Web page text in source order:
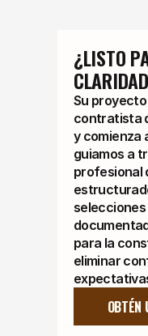
¿LISTO
Su
contratista
y comienza
guiamos a
profesional
para la
eliminar
OBTÉN